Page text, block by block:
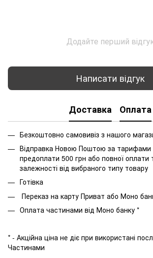
Додайте перший
Написати відгук
Доставка Оплата
Безкоштовно самовивіз з нашого
Відправка Новою Поштою за тарифами
предоплати 500 грн або повної оплати
залежності від вибраного типу товару
Готівка
Переказ на карту Приват або Моно
Оплата частинами від Моно банку *
* - Акційна ціна не діє при використані
Частинами